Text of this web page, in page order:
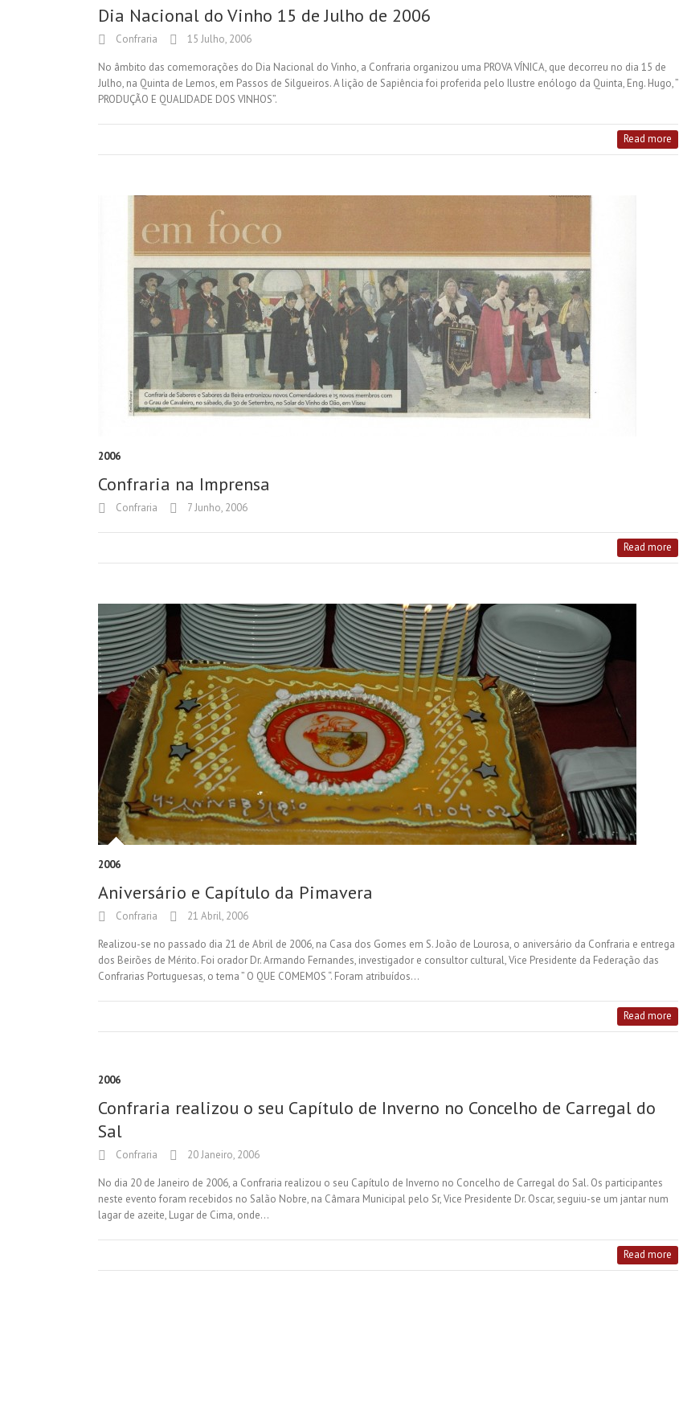
Dia Nacional do Vinho 15 de Julho de 2006
Confraria 15 Julho, 2006
No âmbito das comemorações do Dia Nacional do Vinho, a Confraria organizou uma PROVA VÍNICA, que decorreu no dia 15 de
Julho, na Quinta de Lemos, em Passos de Silgueiros. A lição de Sapiência foi proferida pelo Ilustre enólogo da Quinta, Eng. Hugo, ”
PRODUÇÃO E QUALIDADE DOS VINHOS”.
Read more
2006
Confraria na Imprensa
Confraria 7 Junho, 2006
Read more
2006
Aniversário e Capítulo da Pimavera
Confraria 21 Abril, 2006
Realizou-se no passado dia 21 de Abril de 2006, na Casa dos Gomes em S. João de Lourosa, o aniversário da Confraria e entrega
dos Beirões de Mérito. Foi orador Dr. Armando Fernandes, investigador e consultor cultural, Vice Presidente da Federação das
Confrarias Portuguesas, o tema ” O QUE COMEMOS “. Foram atribuídos…
Read more
2006
Confraria realizou o seu Capítulo de Inverno no Concelho de Carregal do
Sal
Confraria 20 Janeiro, 2006
No dia 20 de Janeiro de 2006, a Confraria realizou o seu Capítulo de Inverno no Concelho de Carregal do Sal. Os participantes
neste evento foram recebidos no Salão Nobre, na Câmara Municipal pelo Sr, Vice Presidente Dr. Oscar, seguiu-se um jantar num
lagar de azeite, Lugar de Cima, onde…
Read more